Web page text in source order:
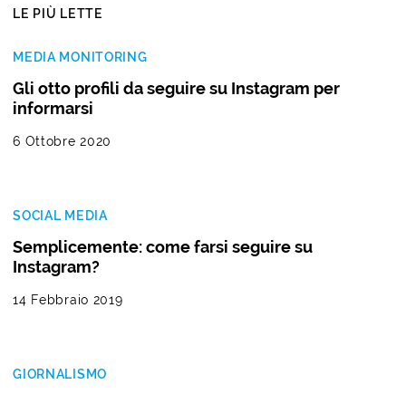
LE PIÙ LETTE
MEDIA MONITORING
Gli otto profili da seguire su Instagram per
informarsi
6 Ottobre 2020
SOCIAL MEDIA
Semplicemente: come farsi seguire su
Instagram?
14 Febbraio 2019
GIORNALISMO